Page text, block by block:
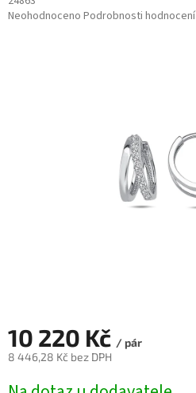
Průměrné
Neohodnoceno Podrobnosti hodnocení
10 220 Kč / pár
8 446,28 Kč bez DPH